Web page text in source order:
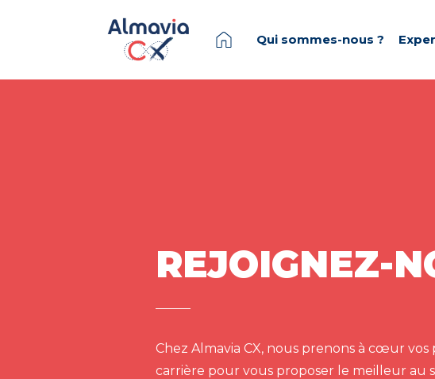
Qui sommes-nous ?
REJOIGNEZ-
Chez Almavia CX, nous prenons à cœur vos
carrière pour vous proposer le meilleur au